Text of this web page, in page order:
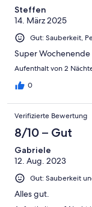
Steffen
14. März 2025
Gut: Sauberkeit,
Super Wochenende
Aufenthalt von 2
0
Verifizierte Bewertung
8/10 – Gut
Gabriele
12. Aug. 2023
Gut: Sauberkeit
Alles gut.